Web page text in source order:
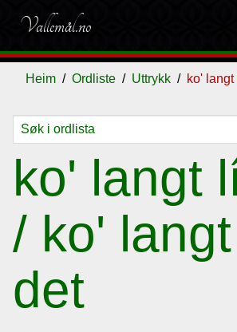
Vallemål.no
Heim Ordliste Uttrykk ko'
ko' langt
/ ko'
det
Ordliste
Om
vallemålet
Gjestebok